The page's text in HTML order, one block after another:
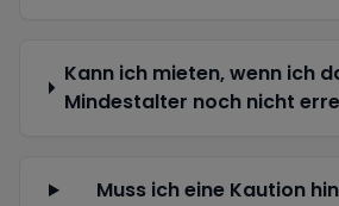
Kann ich mieten, wenn ich
Mindestalter noch nicht
Muss ich eine Kaution